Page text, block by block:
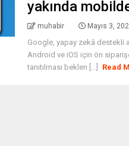
yakında
muhabir Mayıs 3,
Google, yapay zekâ destekli
Android ve iOS için ön
tanıtılması beklen [...]
Read